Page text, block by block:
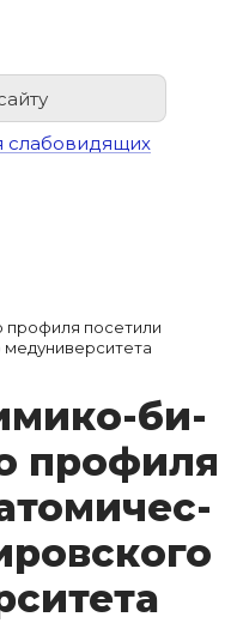
слабовидящих
профиля посетили
би­
про­фи­ля